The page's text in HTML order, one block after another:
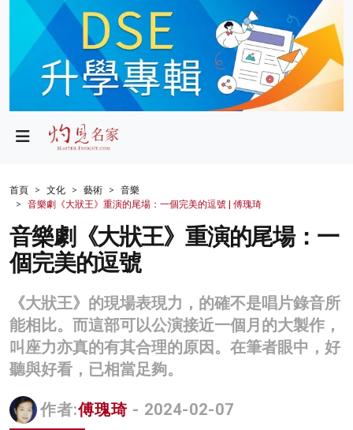
政局
財經
生活
健康
商業
科技
影片
名家榜
灼見活動
首頁 文化 藝術
音樂
音樂劇《大狀王》重演的尾場：一個完美的逗號 | 傅瑰琦
音樂劇《大狀王》重演的尾場：一
個完美的逗號
《大狀王》的現場表現力，的確不是唱片錄音所
能相比。而這部可以公演接近一個月的大製作，
叫座力亦真的有其合理的原因。在筆者眼中，好
聽與好看，已相當足夠。
作者:傅瑰琦 - 2024-02-07